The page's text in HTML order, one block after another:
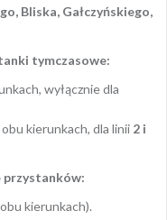
Bliska, Gałczyńskiego,
tymczasowe:
wyłącznie dla
kierunkach, dla linii 2 i
przystanków:
kierunkach).